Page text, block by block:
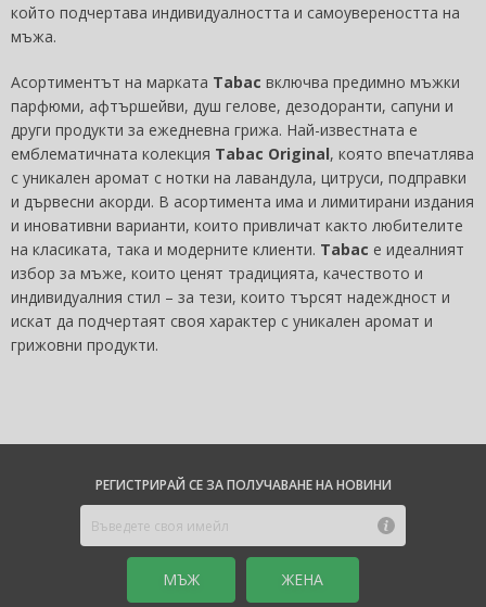
който подчертава индивидуалността и самоувереността на
мъжа.
Асортиментът на марката Tabac включва предимно мъжки
парфюми, афтършейви, душ гелове, дезодоранти, сапуни и
други продукти за ежедневна грижа. Най-известната е
емблематичната колекция Tabac Original, която впечатлява
с уникален аромат с нотки на лавандула, цитруси, подправки
и дървесни акорди. В асортимента има и лимитирани издания
и иновативни варианти, които привличат както любителите
на класиката, така и модерните клиенти. Tabac е идеалният
избор за мъже, които ценят традицията, качеството и
индивидуалния стил – за тези, които търсят надеждност и
искат да подчертаят своя характер с уникален аромат и
грижовни продукти.
РЕГИСТРИРАЙ СЕ ЗА ПОЛУЧАВАНЕ НА НОВИНИ
MЪЖ ЖЕНА